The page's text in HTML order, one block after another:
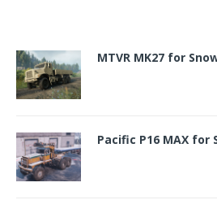
MTVR MK27 for
Pacific P16 MAX for